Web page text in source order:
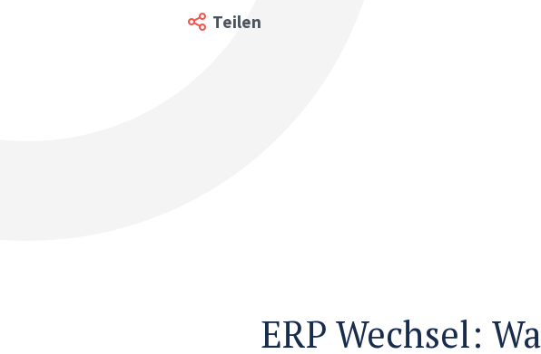
Teilen
ERP Wechsel: